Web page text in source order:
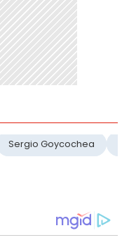
Sergio Goycochea